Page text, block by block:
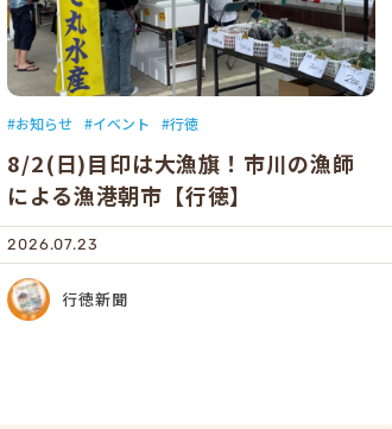
お知らせ イベント 行徳
8/2(日)目印は大漁旗！市川の漁師
による漁港朝市【行徳】
2026.07.23
行徳新聞